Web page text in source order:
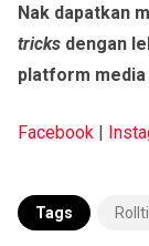
Nak dapatkan
tricks dengan
platform media
Facebook
Tags Rollti